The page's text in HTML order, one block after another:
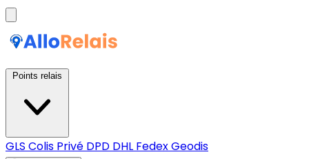
GLS Colis Privé DPD DHL FedexGeodis